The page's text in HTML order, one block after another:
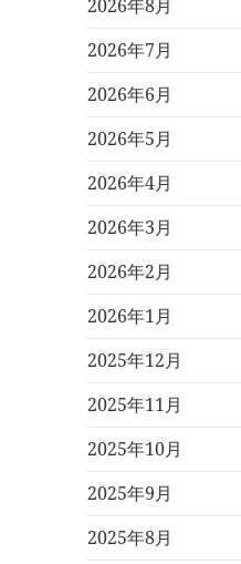
2026年8月
2026年7月
2026年6月
2026年5月
2026年4月
2026年3月
2026年2月
2026年1月
2025年12月
2025年11月
2025年10月
2025年9月
2025年8月